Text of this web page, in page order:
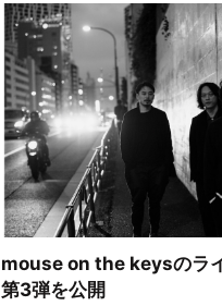
mouse on the keysのライ
第3弾を公開